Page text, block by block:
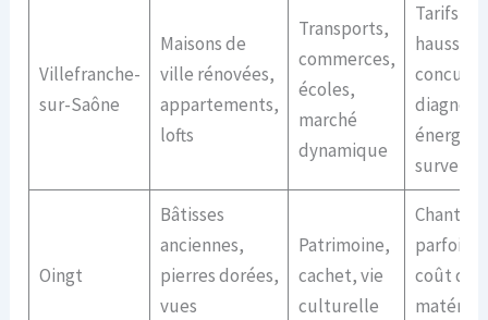
Villefranche-
sur-Saône
Maisons de
ville rénovées,
appartements,
lofts
Transports,
commerces,
écoles,
marché
dynamique
Tarifs en
hausse,
Oingt
Bâtisses
anciennes,
pierres dorées,
vues
Patrimoine,
cachet, vie
culturelle
Chantiers
parfois
coût des